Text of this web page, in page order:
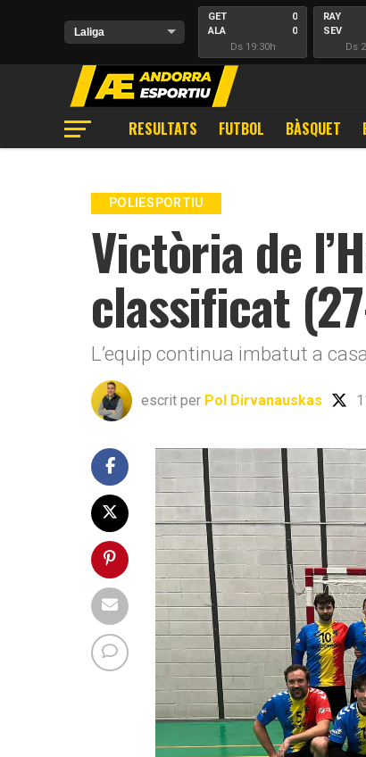
GET
ALA
0
0
Ds 19:30h
RAY
SEV
Ds
RESULTATS FUTBOL BÀSQUET
POLIESPORTIU
Victòria de
classificat
L’equip continua imbatut a
escrit per Pol Dirvanauskas